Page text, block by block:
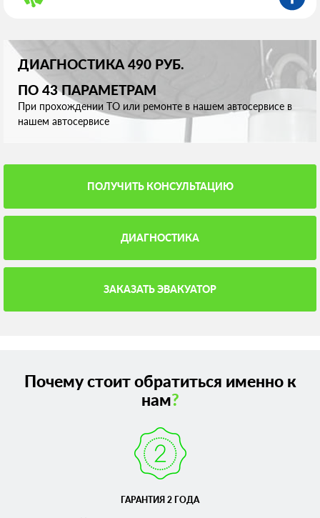
ДИАГНОСТИКА 490 РУБ.
ПО 43 ПАРАМЕТРАМ
При прохождении ТО или ремонте в нашем автосервисе в
нашем автосервисе
ПОЛУЧИТЬ КОНСУЛЬТАЦИЮ
ДИАГНОСТИКА
ЗАКАЗАТЬ ЭВАКУАТОР
Почему стоит обратиться именно к
нам?
ГАРАНТИЯ 2 ГОДА